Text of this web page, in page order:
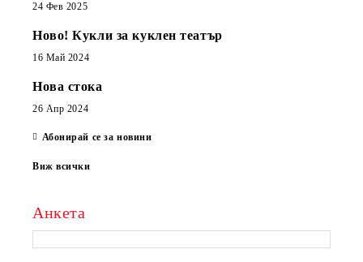
24 Фев 2025
Ново! Кукли за куклен театър
16 Май 2024
Нова стока
26 Апр 2024
Абонирай се за новини
Виж всички
Анкета